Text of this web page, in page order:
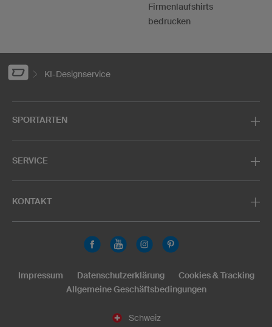
Firmenlaufshirts
bedrucken
KI-Designservice
SPORTARTEN
SERVICE
KONTAKT
Schweiz
Impressum Datenschutzerklärung
Cookies & Tracking
Allgemeine Geschäftsbedingungen